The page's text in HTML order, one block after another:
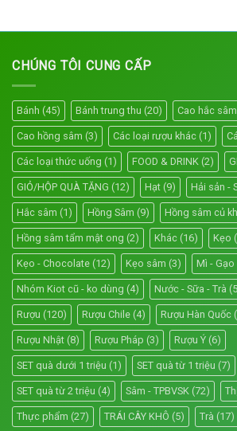
CHÚNG TÔI CUNG CẤP
Bánh (45) Bánh trung thu (20) Cao hắc sâm
Cao hồng sâm (3) Các loại rượu khác (1)
Các loại thức uống (1) FOOD & DRINK (2)
GIỎ/HỘP QUÀ TẶNG (12) Hạt (9) Hải sản -
Hắc sâm (1) Hồng Sâm (9) Hồng sâm củ
Hồng sâm tẩm mật ong (2) Khác (16) Kẹo
Kẹo - Chocolate (12) Kẹo sâm (3) Mì - Gạo
Nhóm Kiot cũ - ko dùng (4) Nước - Sữa - Trà
Rượu (120) Rượu Chile (4) Rượu Hàn Quốc
Rượu Nhật (8) Rượu Pháp (3) Rượu Ý (6)
SET quà dưới 1 triệu (1) SET quà từ 1 triệu (7)
SET quà từ 2 triệu (4) Sâm - TPBVSK (72)
Thực phẩm (27) TRÁI CÂY KHÔ (5) Trà (17)